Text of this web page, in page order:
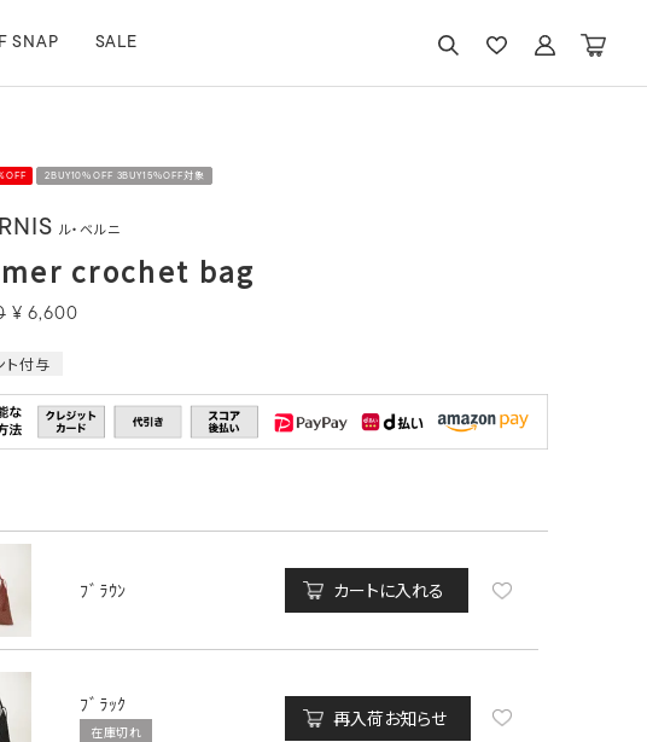
SNAP SALE
2BUY10％OFF 3BUY15％OFF対象
ル・ベルニ
crochet bag
¥ 6,600
ト付与
ﾌﾞﾗｳﾝ カートに入れる
ﾌﾞﾗｯｸ
在庫切れ
再入荷お知らせ